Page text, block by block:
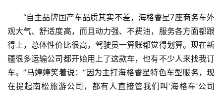
“自主品牌国产车品质其实不差，海格睿星7座商务车外
观大气、舒适度高，而且动力强、不费油，服务各方面都跟
得上，总体性价比很高，驾驶员一算账都觉得划算。现在新
疆很多运输公司都开始用上了这款车，也有不少人来找我订
车。”马婷婷笑着说：“因为主打海格睿星特色车型服务，现
在提起南松旅游公司，都有人直接管我们叫‘海格车’公司